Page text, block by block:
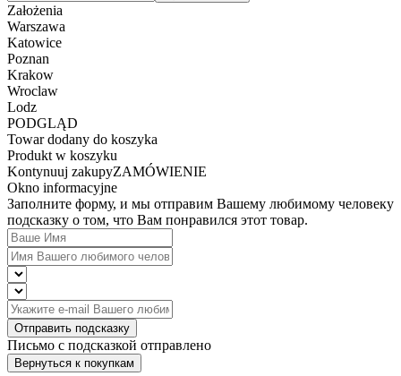
Założenia
Warszawa
Katowice
Poznan
Krakow
Wroclaw
Lodz
PODGLĄD
Towar dodany do koszyka
Produkt w koszyku
Kontynuuj zakupyZAMÓWIENIE
Okno informacyjne
Заполните форму, и мы отправим Вашему любимому человеку
подсказку о том, что Вам понравился этот товар.
Отправить подсказку
Письмо с подсказкой отправлено
Вернуться к покупкам